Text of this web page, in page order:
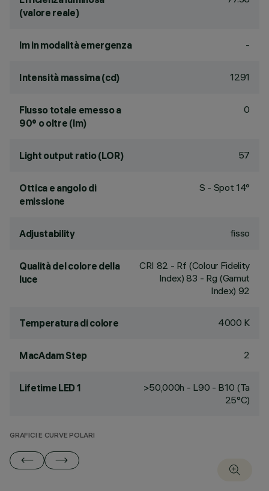
(valore reale)
lm in modalità emergenza -
Intensità massima (cd) 1291
Flusso totale emesso a
90° o oltre (lm)
0
Light output ratio (LOR) 57
Ottica e angolo di
emissione
S - Spot 14°
Adjustability fisso
Qualità del colore della
luce
CRI 82 - Rf (Colour Fidelity
Index) 83 - Rg (Gamut
Index) 92
Temperatura di colore 4000 K
MacAdam Step 2
Lifetime LED 1
>50,000h - L90 - B10 (Ta
25°C)
GRAFICI E CURVE POLARI